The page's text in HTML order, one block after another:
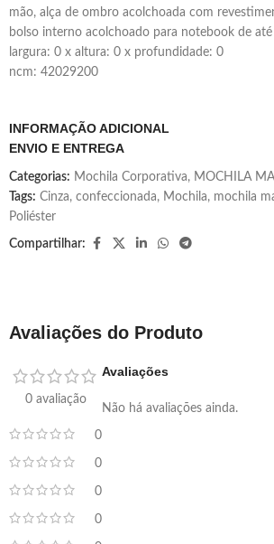
mão, alça de ombro acolchoada com
bolso interno acolchoado para notebook de até
largura: 0 x altura: 0 x profundidade: 0
ncm: 42029200
INFORMAÇÃO ADICIONAL
ENVIO E ENTREGA
Categorias: Mochila Corporativa, MOCHILA
Tags: Cinza, confeccionada, Mochila, mochila
Poliéster
Compartilhar:
Avaliações do Produto
0 avaliação
0
0
0
0
Avaliações
Não há avaliações ainda.